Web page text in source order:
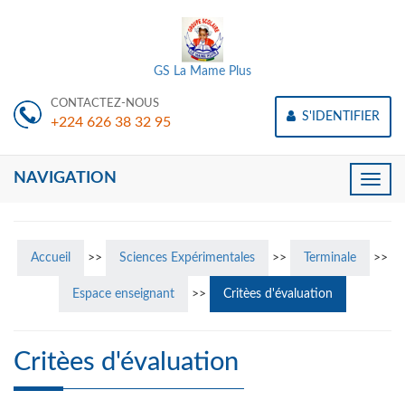
GS La Mame Plus
CONTACTEZ-NOUS
+224 626 38 32 95 S'IDENTIFIER
Toggle
NAVIGATION
Accueil >> Sciences Expérimentales >> Terminale >>
Espace enseignant >> Critèes d'évaluation
Critèes d'évaluation